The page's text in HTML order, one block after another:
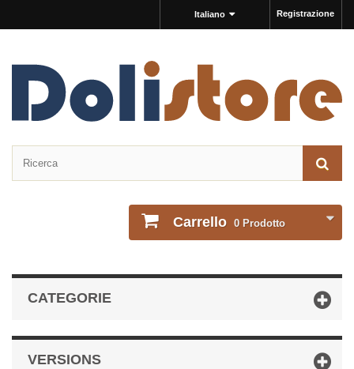
Registrazione
Italiano
Carrello 0 Prodotto
CATEGORIE
VERSIONS